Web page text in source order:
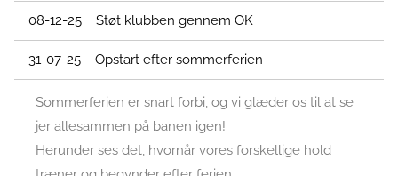
08-12-25 Støt klubben gennem OK
31-07-25 Opstart efter sommerferien
Sommerferien er snart forbi, og vi glæder os til at se
jer allesammen på banen igen!
Herunder ses det, hvornår vores forskellige hold